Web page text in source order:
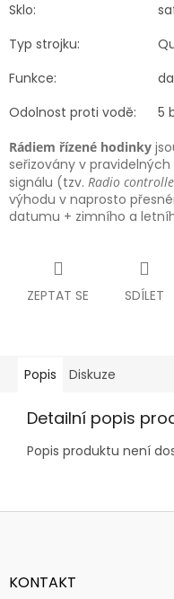
Sklo:
Typ strojku:
Funkce:
Odolnost proti vodě:
5
Rádiem řízené hodinky
seřizovány v
signálu (tzv. Radio
výhodu v naprosto
datumu + zimního a
ZEPTAT SE SDÍLET
Popis Diskuze
Detailní popis
Popis produktu není
Z
aKONTAKT